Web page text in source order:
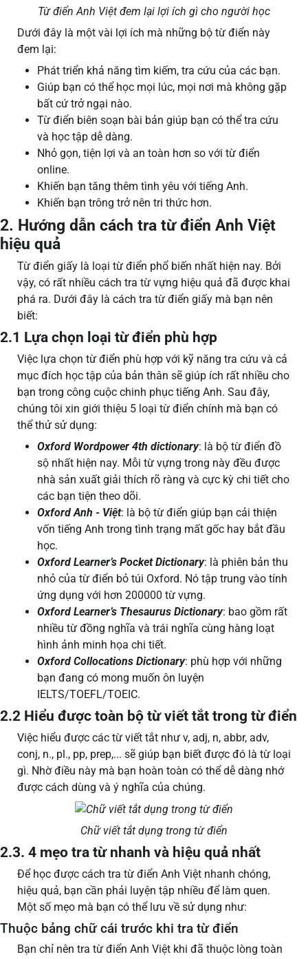
Từ điển Anh Việt đem lại lợi ích gì cho người học
Dưới đây là một vài lợi ích mà những bộ từ điển này
đem lại:
Phát triển khả năng tìm kiếm, tra cứu của các bạn.
Giúp bạn có thể học mọi lúc, mọi nơi mà không gặp
bất cứ trở ngại nào.
Từ điển biên soạn bài bản giúp bạn có thể tra cứu
và học tập dễ dàng.
Nhỏ gọn, tiện lợi và an toàn hơn so với từ điển
online.
Khiến bạn tăng thêm tình yêu với tiếng Anh.
Khiến bạn trông trở nên tri thức hơn.
2. Hướng dẫn cách tra từ điển Anh Việt
hiệu quả
Từ điển giấy là loại từ điển phổ biến nhất hiện nay. Bởi
vậy, có rất nhiều cách tra từ vựng hiệu quả đã được khai
phá ra. Dưới đây là cách tra từ điển giấy mà bạn nên
biết:
2.1 Lựa chọn loại từ điển phù hợp
Việc lựa chọn từ điển phù hợp với kỹ năng tra cứu và cả
mục đích học tập của bản thân sẽ giúp ích rất nhiều cho
bạn trong công cuộc chinh phục tiếng Anh. Sau đây,
chúng tôi xin giới thiệu 5 loại từ điển chính mà bạn có
thể thử sử dụng:
Oxford Wordpower 4th dictionary: là bộ từ điển đồ
sộ nhất hiện nay. Mỗi từ vựng trong này đều được
nhà sản xuất giải thích rõ ràng và cực kỳ chi tiết cho
các bạn tiện theo dõi.
Oxford Anh - Việt: là bộ từ điển giúp bạn cải thiện
vốn tiếng Anh trong tình trạng mất gốc hay bắt đầu
học.
Oxford Learner’s Pocket Dictionary: là phiên bản thu
nhỏ của từ điển bỏ túi Oxford. Nó tập trung vào tính
ứng dụng với hơn 200000 từ vựng.
Oxford Learner’s Thesaurus Dictionary: bao gồm rất
nhiều từ đồng nghĩa và trái nghĩa cùng hàng loạt
hình ảnh minh họa chi tiết.
Oxford Collocations Dictionary: phù hợp với những
bạn đang có mong muốn ôn luyện
IELTS/TOEFL/TOEIC.
2.2 Hiểu được toàn bộ từ viết tắt trong từ điển
Việc hiểu được các từ viết tắt như v, adj, n, abbr, adv,
conj, n., pl., pp, prep,... sẽ giúp bạn biết được đó là từ loại
gì. Nhờ điều này mà bạn hoàn toàn có thể dễ dàng nhớ
được cách dùng và ý nghĩa của chúng.
Chữ viết tắt dụng trong từ điển
2.3. 4 mẹo tra từ nhanh và hiệu quả nhất
Để học được cách tra từ điển Anh Việt nhanh chóng,
hiệu quả, bạn cần phải luyện tập nhiều để làm quen.
Một số mẹo mà bạn có thể lưu về sử dụng như:
Thuộc bảng chữ cái trước khi tra từ điển
Bạn chỉ nên tra từ điển Anh Việt khi đã thuộc lòng toàn